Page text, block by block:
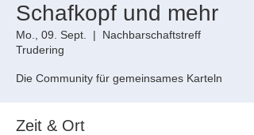
Schafkopf und mehr
Mo., 09. Sept.
  |
Nachbarschaftstreff
Trudering
Die Community für gemeinsames Karteln
Zeit & Ort